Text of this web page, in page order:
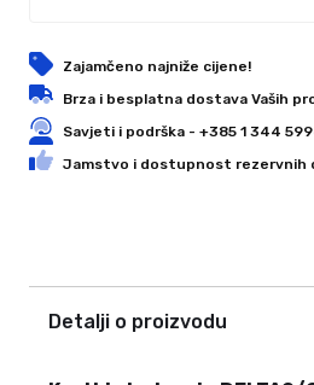
Zajamčeno najniže cijene!
Brza i besplatna dostava Vaših
Savjeti i podrška - +385 1 344
Jamstvo i dostupnost rezervnih
Detalji o proizvodu